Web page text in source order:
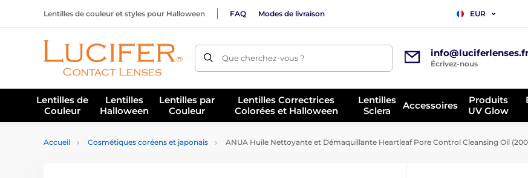
Lentilles de couleur et styles pour Halloween FAQ Modes de livraison EUR
Que cherchez-vous ? info@luciferlenses.fr
Écrivez-nous
Lentilles de
Couleur
Lentilles
Halloween
Lentilles par
Couleur
Lentilles Correctrices
Colorées et Halloween
Lentilles
Sclera
Accessoires
Produits
UV Glow
Accueil Cosmétiques coréens et japonais ANUA Huile Nettoyante et Démaquillante Heartleaf Pore Control Cleansing Oil